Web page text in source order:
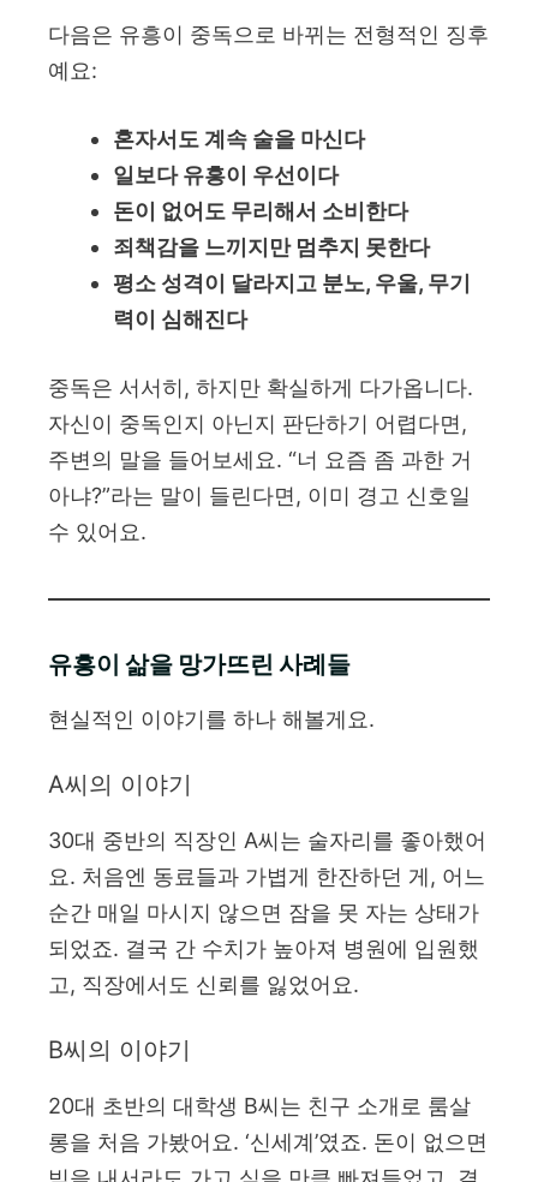
다음은 유흥이 중독으로 바뀌는 전형적인 징후
예요:
혼자서도 계속 술을 마신다
일보다 유흥이 우선이다
돈이 없어도 무리해서 소비한다
죄책감을 느끼지만 멈추지 못한다
평소 성격이 달라지고 분노, 우울, 무기
력이 심해진다
중독은 서서히, 하지만 확실하게 다가옵니다.
자신이 중독인지 아닌지 판단하기 어렵다면,
주변의 말을 들어보세요. “너 요즘 좀 과한 거
아냐?”라는 말이 들린다면, 이미 경고 신호일
수 있어요.
유흥이 삶을 망가뜨린 사례들
현실적인 이야기를 하나 해볼게요.
A씨의 이야기
30대 중반의 직장인 A씨는 술자리를 좋아했어
요. 처음엔 동료들과 가볍게 한잔하던 게, 어느
순간 매일 마시지 않으면 잠을 못 자는 상태가
되었죠. 결국 간 수치가 높아져 병원에 입원했
고, 직장에서도 신뢰를 잃었어요.
B씨의 이야기
20대 초반의 대학생 B씨는 친구 소개로 룸살
롱을 처음 가봤어요. ‘신세계’였죠. 돈이 없으면